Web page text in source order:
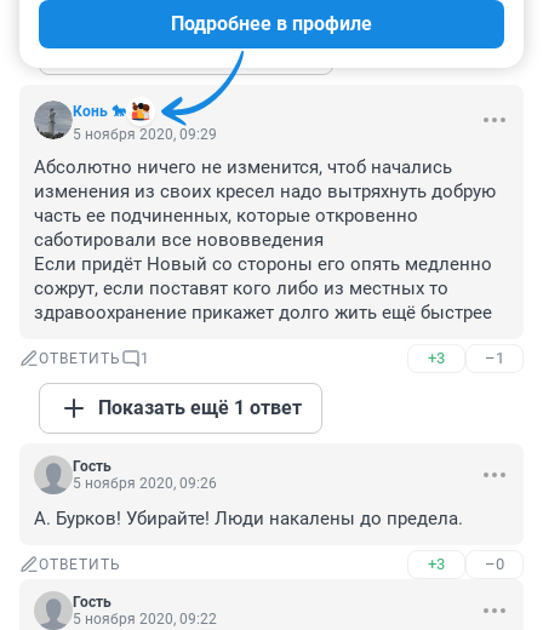
Показать ещё 2 ответа
Конь 🐎
Подробнее в профиле
5 ноября 2020, 09:29
Абсолютно ничего не изменится, чтоб начались
изменения из своих кресел надо вытряхнуть добрую
часть ее подчиненных, которые откровенно
саботировали все нововведения
Если придёт Новый со стороны его опять медленно
сожрут, если поставят кого либо из местных то
здравоохранение прикажет долго жить ещё быстрее
ОТВЕТИТЬ 1 +3 –1
Показать ещё 1 ответ
Гость
5 ноября 2020, 09:26
А. Бурков! Убирайте! Люди накалены до предела.
ОТВЕТИТЬ +3 –0
Гость
5 ноября 2020, 09:22